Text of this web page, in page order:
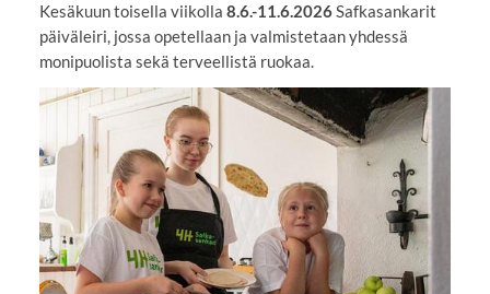
Kesäkuun toisella viikolla 8.6.-11.6.2026Safkasankarit
päiväleiri, jossa opetellaan ja valmistetaan yhdessä
monipuolista sekä terveellistä ruokaa.